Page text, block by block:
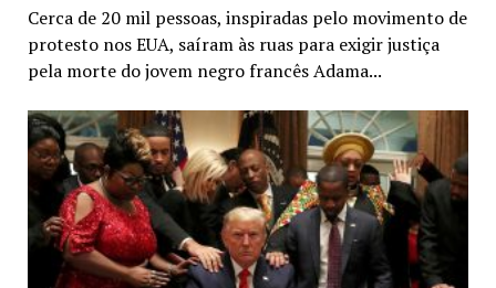
Cerca de 20 mil pessoas, inspiradas pelo movimento de
protesto nos EUA, saíram às ruas para exigir justiça
pela morte do jovem negro francês Adama...